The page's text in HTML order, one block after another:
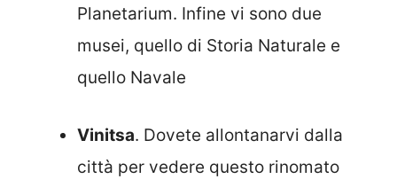
Planetarium. Infine vi sono due
musei, quello di Storia Naturale e
quello Navale
Vinitsa. Dovete allontanarvi dalla
città per vedere questo rinomato